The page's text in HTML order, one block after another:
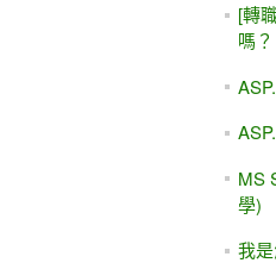
[轉
嗎？
MS
學)
我